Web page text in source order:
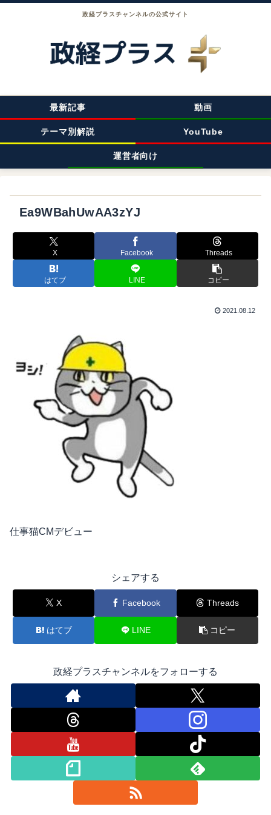
政経プラスチャンネルの公式サイト
最新記事 動画
テーマ別解説 YouTube
運営者向け
Ea9WBahUwAA3zYJ
X Facebook Threads
はてブ LINE コピー
2021.08.12
仕事猫CMデビュー
シェアする
X Facebook Threads
はてブ LINE コピー
政経プラスチャンネルをフォローする